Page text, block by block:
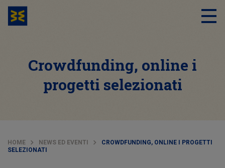
Crowdfunding, online i
progetti selezionati
HOME NEWS ED EVENTI
CROWDFUNDING, ONLINE I PROGETTI
SELEZIONATI